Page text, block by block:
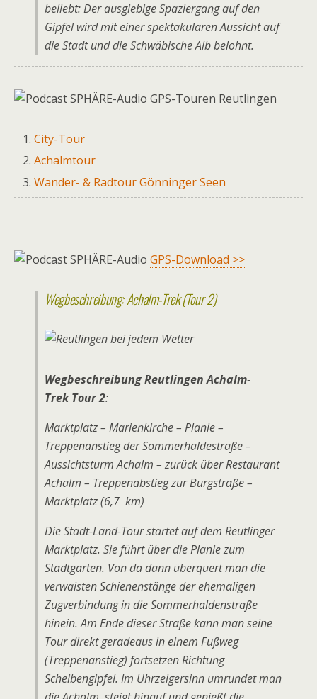
beliebt: Der ausgiebige Spaziergang auf den
Gipfel wird mit einer spektakulären Aussicht auf
die Stadt und die Schwäbische Alb belohnt.
GPS-Touren Reutlingen
City-Tour
Achalmtour
Wander- & Radtour Gönninger Seen
GPS-Download >>
Wegbeschreibung: Achalm-Trek (Tour 2)
Wegbeschreibung Reutlingen Achalm-
Trek Tour 2:
Marktplatz – Marienkirche – Planie –
Treppenanstieg der Sommerhaldestraße –
Aussichtsturm Achalm – zurück über Restaurant
Achalm – Treppenabstieg zur Burgstraße –
Marktplatz(6,7 km)
Die Stadt-Land-Tour startet auf dem Reutlinger
Marktplatz. Sie führt über die Planie zum
Stadtgarten. Von da dann überquert man die
verwaisten Schienenstänge der ehemaligen
Zugverbindung in die Sommerhaldenstraße
hinein. Am Ende dieser Straße kann man seine
Tour direkt geradeaus in einem Fußweg
(Treppenanstieg) fortsetzen Richtung
Scheibengipfel. Im Uhrzeigersinn umrundet man